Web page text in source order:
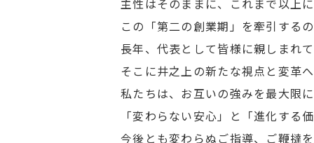
この「第二の創業期」を牽引する
長年、代表として皆様に親しまれ
そこ に井之上の新たな視点と変革
私たちは、お互いの強みを最大限
「変わらない安心」と「進化する
今後とも変わらぬご指導、ご鞭撻